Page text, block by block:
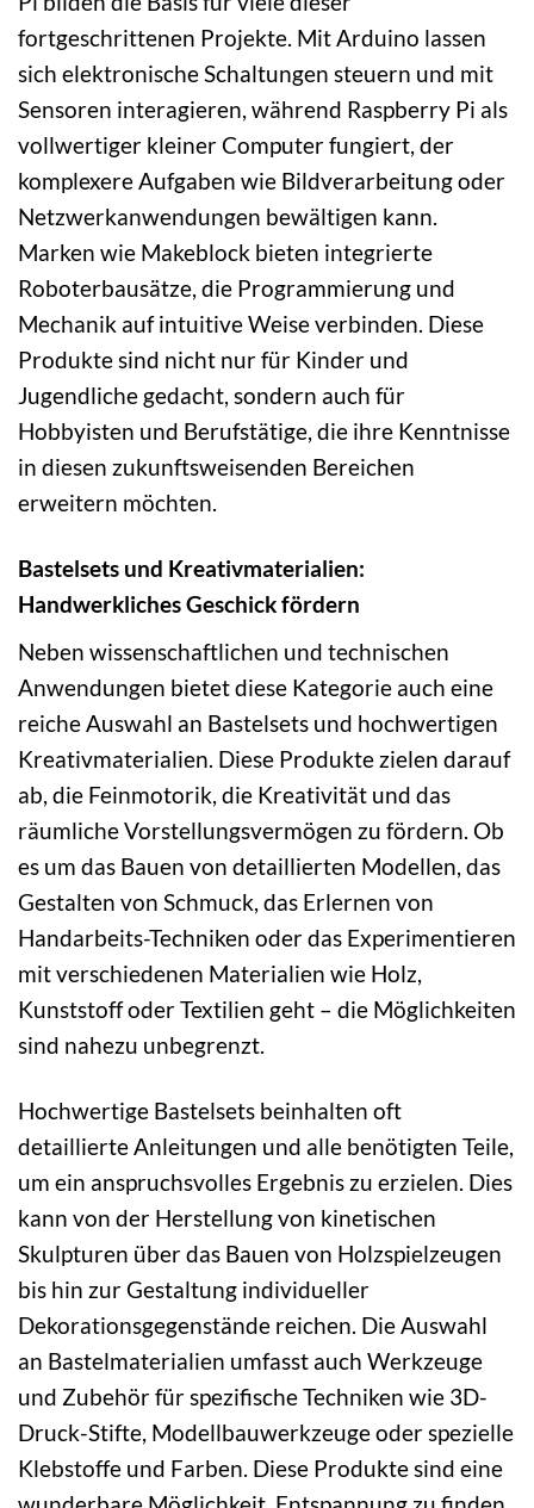
fortgeschrittenen Projekte. Mit Arduino lassen
sich elektronische Schaltungen steuern und mit
Sensoren interagieren, während Raspberry Pi als
vollwertiger kleiner Computer fungiert, der
komplexere Aufgaben wie Bildverarbeitung oder
Netzwerkanwendungen bewältigen kann.
Marken wie Makeblock bieten integrierte
Roboterbausätze, die Programmierung und
Mechanik auf intuitive Weise verbinden. Diese
Produkte sind nicht nur für Kinder und
Jugendliche gedacht, sondern auch für
Hobbyisten und Berufstätige, die ihre Kenntnisse
in diesen zukunftsweisenden Bereichen
erweitern möchten.
Bastelsets und Kreativmaterialien:
Handwerkliches Geschick fördern
Neben wissenschaftlichen und technischen
Anwendungen bietet diese Kategorie auch eine
reiche Auswahl an Bastelsets und hochwertigen
Kreativmaterialien. Diese Produkte zielen darauf
ab, die Feinmotorik, die Kreativität und das
räumliche Vorstellungsvermögen zu fördern. Ob
es um das Bauen von detaillierten Modellen, das
Gestalten von Schmuck, das Erlernen von
Handarbeits-Techniken oder das Experimentieren
mit verschiedenen Materialien wie Holz,
Kunststoff oder Textilien geht – die Möglichkeiten
sind nahezu unbegrenzt.
Hochwertige Bastelsets beinhalten oft
detaillierte Anleitungen und alle benötigten Teile,
um ein anspruchsvolles Ergebnis zu erzielen. Dies
kann von der Herstellung von kinetischen
Skulpturen über das Bauen von Holzspielzeugen
bis hin zur Gestaltung individueller
Dekorationsgegenstände reichen. Die Auswahl
an Bastelmaterialien umfasst auch Werkzeuge
und Zubehör für spezifische Techniken wie 3D-
Druck-Stifte, Modellbauwerkzeuge oder spezielle
Klebstoffe und Farben. Diese Produkte sind eine